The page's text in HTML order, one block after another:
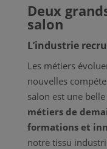
Deux
salon
L’industrie
Les métiers
nouvelles
salon est une
métiers de
formations et
notre tissu